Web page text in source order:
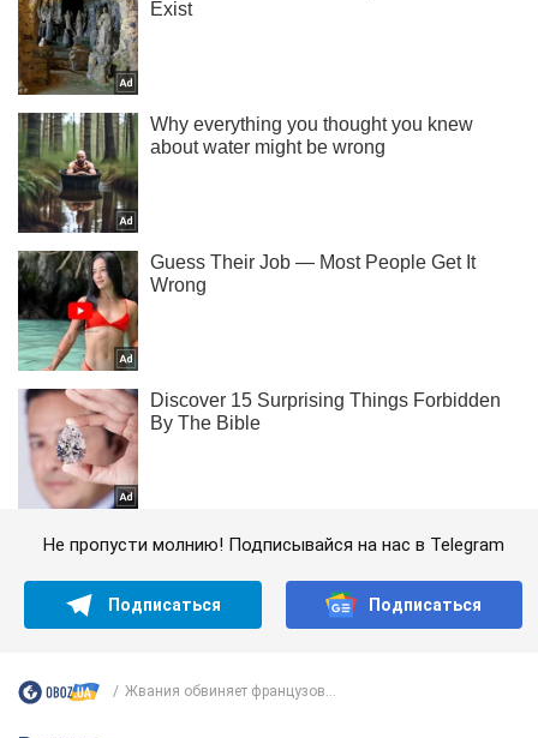
Не пропусти молнию! Подписывайся на нас в Telegram
Подписаться Подписаться
Жвания обвиняет французов...